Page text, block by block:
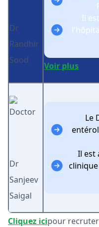
Dr
Randhir
Sood
Il
Voir plus
Dr
Sanjeev
Saigal
Le
Il est
clinique
Cliquez icipour